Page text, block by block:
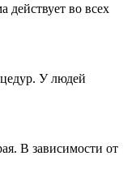
во всех
У людей
В зависимости от